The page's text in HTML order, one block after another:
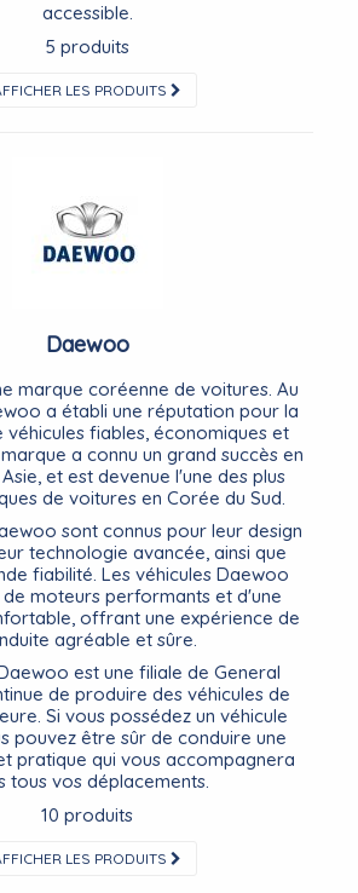
accessible.
5 produits
LES PRODUITS
Daewoo
marque coréenne de voitures. Au
a établi une réputation pour la
fiables, économiques et
a connu un grand succès en
et est devenue l'une des plus
de voitures en Corée du Sud.
sont connus pour leur design
technologie avancée, ainsi que
fiabilité. Les véhicules Daewoo
moteurs performants et d'une
offrant une expérience de
agréable et sûre.
est une filiale de General
de produire des véhicules de
Si vous possédez un véhicule
pouvez être sûr de conduire une
pratique qui vous accompagnera
tous vos déplacements.
10 produits
LES PRODUITS